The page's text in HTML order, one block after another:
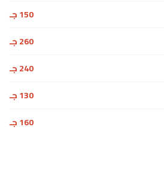
150 جـ
260 جـ
240 جـ
130 جـ
160 جـ